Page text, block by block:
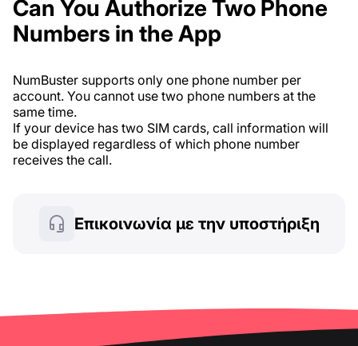
Can You Authorize Two Phone
Numbers in the App
NumBuster supports only one phone number per
account. You cannot use two phone numbers at the
same time.
If your device has two SIM cards, call information will
be displayed regardless of which phone number
receives the call.
Επικοινωνία με την υποστήριξη